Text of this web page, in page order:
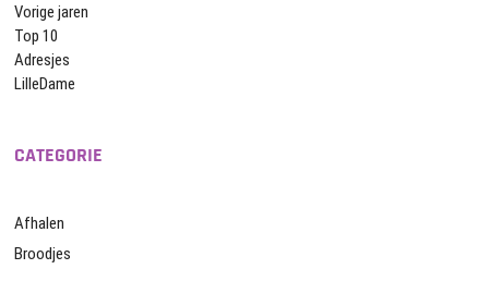
Vorige jaren
Top 10
Adresjes
LilleDame
CATEGORIE
Afhalen
Broodjes